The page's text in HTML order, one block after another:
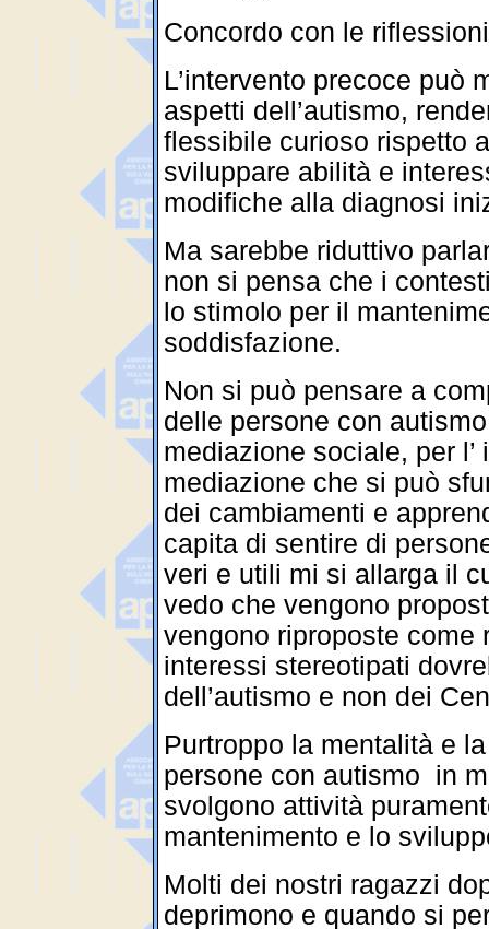
Concordo con le
L’intervento precoce può
aspetti dell’autismo,
flessibile curioso rispetto
sviluppare abilità e
modifiche alla diagnosi
Ma sarebbe riduttivo
non si pensa che i
lo stimolo per il
soddisfazione.
Non si può pensare a
delle persone con
mediazione sociale, per
mediazione che si può
dei cambiamenti e
capita di sentire di
veri e utili mi si allarga il
vedo che vengono
vengono riproposte come
interessi stereotipati
dell’autismo e non dei
Purtroppo la mentalità e
persone con autismo in
svolgono attività
mantenimento e lo
Molti dei nostri ragazzi
deprimono e quando si